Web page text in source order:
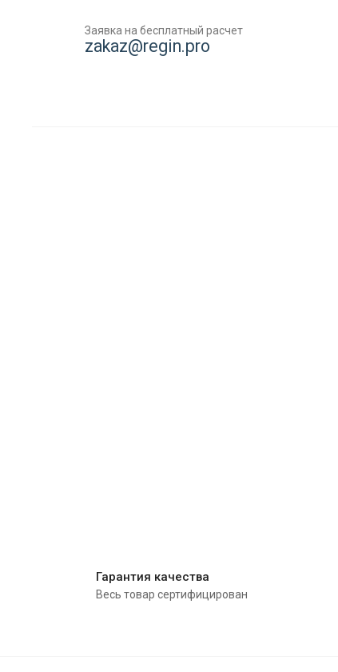
Заявка на бесплатный расчет
zakaz@regin.pro
Гарантия качества
Весь товар сертифицирован